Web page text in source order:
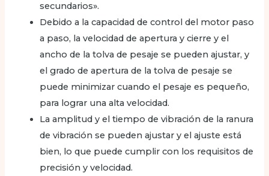
secundarios».
Debido a la capacidad de control del motor paso
a paso, la velocidad de apertura y cierre y el
ancho de la tolva de pesaje se pueden ajustar, y
el grado de apertura de la tolva de pesaje se
puede minimizar cuando el pesaje es pequeño,
para lograr una alta velocidad.
La amplitud y el tiempo de vibración de la ranura
de vibración se pueden ajustar y el ajuste está
bien, lo que puede cumplir con los requisitos de
precisión y velocidad.